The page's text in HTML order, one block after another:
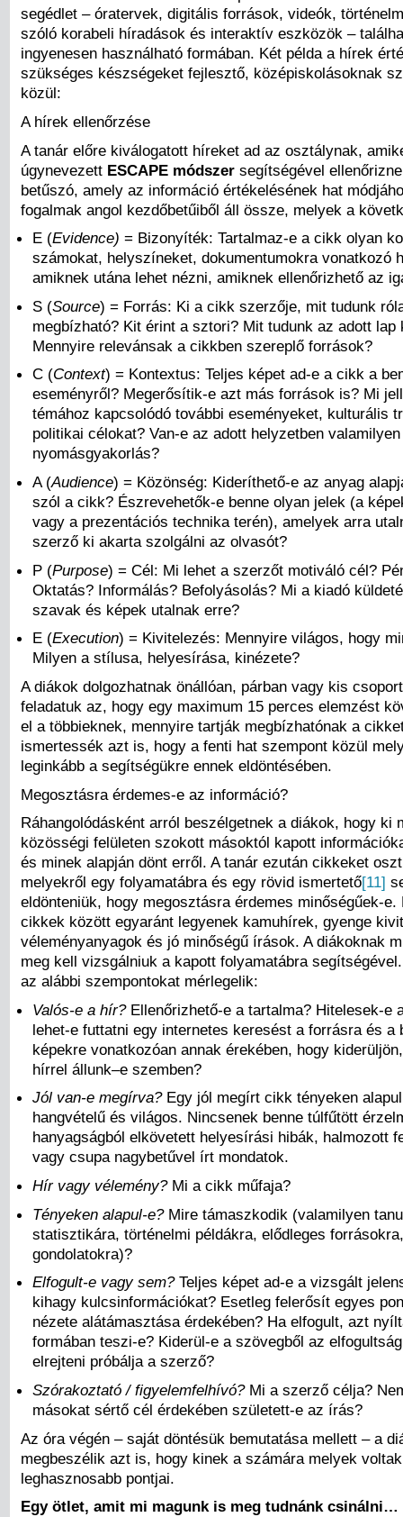
segédlet – óratervek, digitális források, videók,
szóló korabeli híradások és interaktív eszközök –
ingyenesen használható formában. Két példa a hírek
szükséges készségeket fejlesztő, középiskolásoknak
közül:
A hírek ellenőrzése
A tanár előre kiválogatott híreket ad az osztálynak,
úgynevezett ESCAPE módszer segítségével
betűszó, amely az információ értékelésének hat
fogalmak angol kezdőbetűiből áll össze, melyek a
E (Evidence) = Bizonyíték: Tartalmaz-e a cikk olyan
számokat, helyszíneket, dokumentumokra vonatkozó
amiknek utána lehet nézni, amiknek ellenőrizhető az
S (Source) = Forrás: Ki a cikk szerzője, mit tudunk
megbízható? Kit érint a sztori? Mit tudunk az adott lap
Mennyire relevánsak a cikkben szereplő források?
C (Context) = Kontextus: Teljes képet ad-e a cikk a
eseményről? Megerősítik-e azt más források is? Mi
témához kapcsolódó további eseményeket, kulturális
politikai célokat? Van-e az adott helyzetben
nyomásgyakorlás?
A (Audience) = Közönség: Kideríthető-e az anyag
szól a cikk? Észrevehetők-e benne olyan jelek (a
vagy a prezentációs technika terén), amelyek arra
szerző ki akarta szolgálni az olvasót?
P (Purpose) = Cél: Mi lehet a szerzőt motiváló cél?
Oktatás? Informálás? Befolyásolás? Mi a kiadó
szavak és képek utalnak erre?
E (Execution) = Kivitelezés: Mennyire világos, hogy
Milyen a stílusa, helyesírása, kinézete?
A diákok dolgozhatnak önállóan, párban vagy kis
feladatuk az, hogy egy maximum 15 perces elemzést
el a többieknek, mennyire tartják megbízhatónak a
ismertessék azt is, hogy a fenti hat szempont közül
leginkább a segítségükre ennek eldöntésében.
Megosztásra érdemes-e az információ?
Ráhangolódásként arról beszélgetnek a diákok, hogy ki
közösségi felületen szokott másoktól kapott
és minek alapján dönt erről. A tanár ezután cikkeket
melyekről egy folyamatábra és egy rövid ismertető[11]
eldönteniük, hogy megosztásra érdemes minőségűek-e.
cikkek között egyaránt legyenek kamuhírek, gyenge
véleményanyagok és jó minőségű írások. A diákoknak
meg kell vizsgálniuk a kapott folyamatábra
az alábbi szempontokat mérlegelik:
Valós-e a hír?Ellenőrizhető-e a tartalma? Hitelesek-e
lehet-e futtatni egy internetes keresést a forrásra és a
képekre vonatkozóan annak érekében, hogy
hírrel állunk–e szemben?
Jól van-e megírva?Egy jól megírt cikk tényeken
hangvételű és világos. Nincsenek benne túlfűtött
hanyagságból elkövetett helyesírási hibák, halmozott
vagy csupa nagybetűvel írt mondatok.
Hír vagy vélemény?Mi a cikk műfaja?
Tényeken alapul-e?Mire támaszkodik (valamilyen
statisztikára, történelmi példákra, elődleges
gondolatokra)?
Elfogult-e vagy sem?Teljes képet ad-e a vizsgált
kihagy kulcsinformációkat? Esetleg felerősít egyes
nézete alátámasztása érdekében? Ha elfogult, azt
formában teszi-e? Kiderül-e a szövegből az
elrejteni próbálja a szerző?
Szórakoztató / figyelemfelhívó?Mi a szerző célja?
másokat sértő cél érdekében született-e az írás?
Az óra végén – saját döntésük bemutatása mellett – a
megbeszélik azt is, hogy kinek a számára melyek
leghasznosabb pontjai.
Egy ötlet, amit mi magunk is meg tudnánk csinálni…